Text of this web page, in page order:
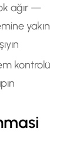
ağır —
yakın
kontrolü